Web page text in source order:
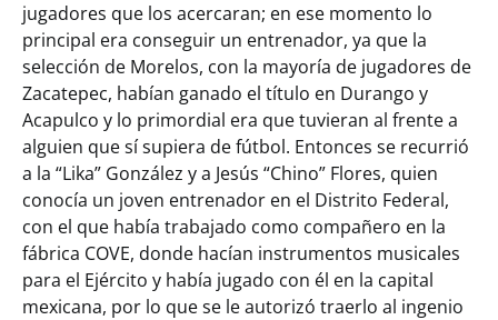
jugadores que los acercaran; en ese momento lo
principal era conseguir un entrenador, ya que la
selección de Morelos, con la mayoría de jugadores de
Zacatepec, habían ganado el título en Durango y
Acapulco y lo primordial era que tuvieran al frente a
alguien que sí supiera de fútbol. Entonces se recurrió
a la “Lika” González y a Jesús “Chino” Flores, quien
conocía un joven entrenador en el Distrito Federal,
con el que había trabajado como compañero en la
fábrica COVE, donde hacían instrumentos musicales
para el Ejército y había jugado con él en la capital
mexicana, por lo que se le autorizó traerlo al ingenio